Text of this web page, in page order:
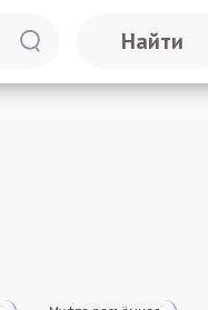
Найти